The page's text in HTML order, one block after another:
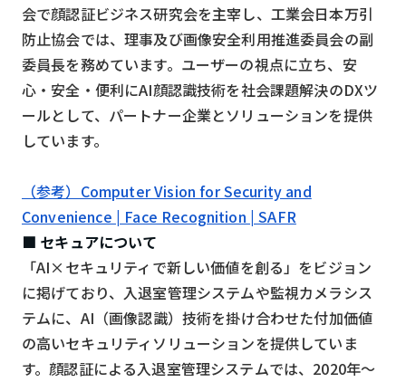
会で顔認証ビジネス研究会を主宰し、工業会日本万引
防止協会では、理事及び画像安全利用推進委員会の副
委員長を務めています。ユーザーの視点に立ち、安
心・安全・便利にAI顔認識技術を社会課題解決のDXツ
ールとして、パートナー企業とソリューションを提供
しています。
（参考）Computer Vision for Security and
Convenience | Face Recognition | SAFR
■ セキュアについて
「AI×セキュリティで新しい価値を創る」をビジョン
に掲げており、入退室管理システムや監視カメラシス
テムに、AI（画像認識）技術を掛け合わせた付加価値
の高いセキュリティソリューションを提供していま
す。顔認証による入退室管理システムでは、2020年〜